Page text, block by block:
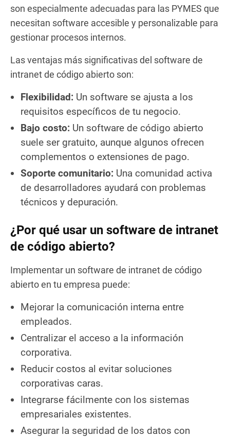
son especialmente adecuadas para las PYMES que
necesitan software accesible y personalizable para
gestionar procesos internos.
Las ventajas más significativas del software de
intranet de código abierto son:
Flexibilidad: Un software se ajusta a los
requisitos específicos de tu negocio.
Bajo costo: Un software de código abierto
suele ser gratuito, aunque algunos ofrecen
complementos o extensiones de pago.
Soporte comunitario: Una comunidad activa
de desarrolladores ayudará con problemas
técnicos y depuración.
¿Por qué usar un software de intranet
de código abierto?
Implementar un software de intranet de código
abierto en tu empresa puede:
Mejorar la comunicación interna entre
empleados.
Centralizar el acceso a la información
corporativa.
Reducir costos al evitar soluciones
corporativas caras.
Integrarse fácilmente con los sistemas
empresariales existentes.
Asegurar la seguridad de los datos con